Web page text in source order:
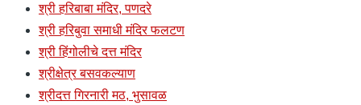
श्री हरिबाबा मंदिर, पणदरे
श्री हरिबुवा समाधी मंदिर फलटण
श्री हिंगोलीचे दत्त मंदिर
श्रीक्षेत्र बसवकल्याण
श्रीदत्त गिरनारी मठ, भुसावळ